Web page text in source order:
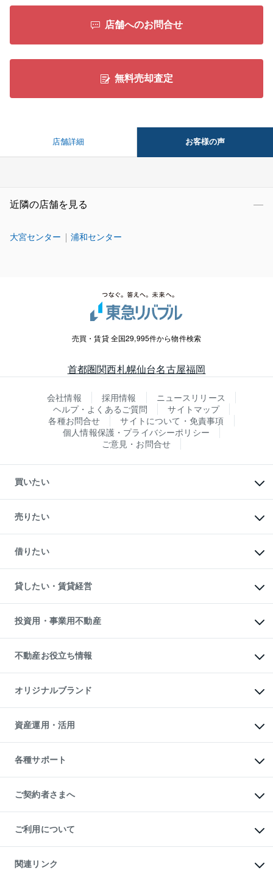
店舗へのお問合せ
無料売却査定
店舗詳細 お客様の声
近隣の店舗を見る
大宮センター 浦和センター
売買・賃貸 全国29,995件から物件検索
首都圏関西札幌仙台名古屋福岡
会社情報 採用情報
ニュースリリース
ヘルプ・よくあるご質問
サイトマップ
各種お問合せ
サイトについて・免責事項
個人情報保護・プライバシーポリシー
ご意見・お問合せ
買いたい
新築・分譲マンションの購入
中古マンションの購入
一戸建ての購入
中古一戸建ての購入
不動産購入の流れ
注目キーワード物件特集
購入ガイド
English 繁体中文簡体中文
売りたい
一戸建ての売却・査定
土地の売却・査定
スピードAI査定
不動産査定について
不動産売却の流れ
不動産買換えの流れ
売却ガイド
借りたい
オフィス・店舗の賃貸
借りるときの流れ
借りるガイド
貸したい・賃貸経営
マンション賃料データ
賃貸管理プラン
リロケーションについて
貸すガイド
投資用・事業用不動産
事業用不動産
マンション投資
投資用マンション
アパート経営
収益物件
ビル購入（ビル一棟）
投資用不動産の売却査定
事業用不動産の売却査定
不動産お役立ち情報
マンションライブラリー
人気マンションランキング
暮らしに役立つ不動産メディア
不動産相場・不動産価格情報
不動産コラム・ニュース
不動産用語集
不動産なんでもネット相談室
住まいの税金
オリジナルブランド
一棟リノベーションマンション
L`GENTE（ルジェンテ）
区分リノベーションマンション
投資用一棟レジデンスWELL
不動産小口投資
LEGACIA（レガシア）
資産運用・活用
不動産M&A
アセットマネジメント・出資
各種サポート
相続サポート
リフォームサポート
ご契約者さまへ
ご紹介・再契約特典
入居者様専用-各種ご案内（賃貸）
東急こすもす会「こすもすWeb」
ご利用について
金融商品取引について
東急リバブル ソーシャルメディアポリシー
関連リンク